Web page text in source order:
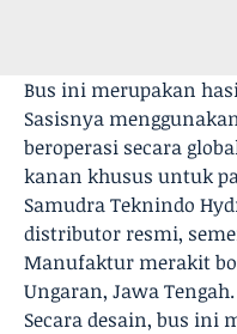
Bus ini merupakan
Sasisnya
beroperasi secara
kanan khusus untuk
Samudra Teknindo
distributor resmi,
Manufaktur merakit
Ungaran, Jawa Tengah.
Secara desain, bus ini